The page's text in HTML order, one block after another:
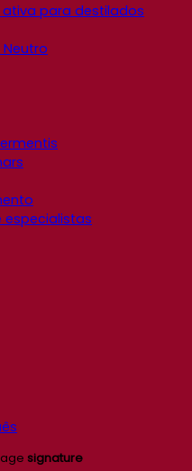
ativa para destilados
especialistas
signature